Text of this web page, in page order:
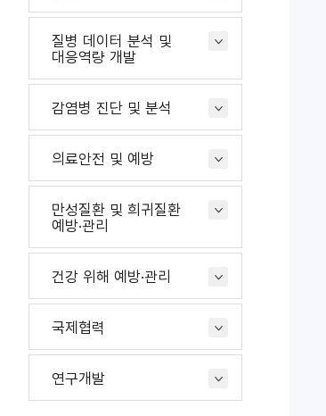
질병 데이터 분석 및
대응역량 개발
감염병 진단 및 분석
의료안전 및 예방
만성질환 및 희귀질환
예방·관리
건강 위해 예방·관리
국제협력
연구개발